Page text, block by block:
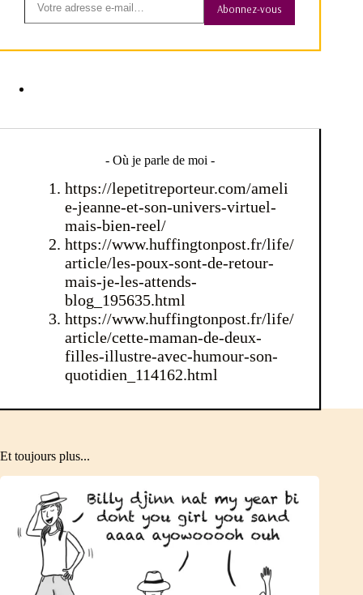
Abonnez-vous
- Où je parle de moi -
https://lepetitreporteur.com/ameli
e-jeanne-et-son-univers-virtuel-
mais-bien-reel/
https://www.huffingtonpost.fr/life/
article/les-poux-sont-de-retour-
mais-je-les-attends-
blog_195635.html
https://www.huffingtonpost.fr/life/
article/cette-maman-de-deux-
filles-illustre-avec-humour-son-
quotidien_114162.html
Et toujours plus...